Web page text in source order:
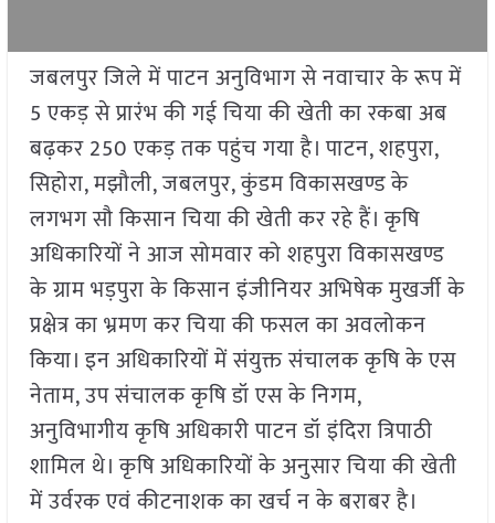
जबलपुर जिले में पाटन अनुविभाग से नवाचार के रूप में
5 एकड़ से प्रारंभ की गई चिया की खेती का रकबा अब
बढ़कर 250 एकड़ तक पहुंच गया है। पाटन, शहपुरा,
सिहोरा, मझौली, जबलपुर, कुंडम विकासखण्ड के
लगभग सौ किसान चिया की खेती कर रहे हैं। कृषि
अधिकारियों ने आज सोमवार को शहपुरा विकासखण्ड
के ग्राम भड़पुरा के किसान इंजीनियर अभिषेक मुखर्जी के
प्रक्षेत्र का भ्रमण कर चिया की फसल का अवलोकन
किया। इन अधिकारियों में संयुक्त संचालक कृषि के एस
नेताम, उप संचालक कृषि डॉ एस के निगम,
अनुविभागीय कृषि अधिकारी पाटन डॉ इंदिरा त्रिपाठी
शामिल थे। कृषि अधिकारियों के अनुसार चिया की खेती
में उर्वरक एवं कीटनाशक का खर्च न के बराबर है।